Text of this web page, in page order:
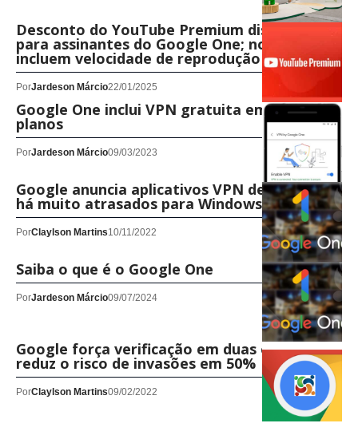
Desconto do YouTube Premium disponível
para assinantes do Google One; novidades
incluem velocidade de reprodução 4x
PorJardeson Márcio22/01/2025
Google One inclui VPN gratuita em todos os
planos
PorJardeson Márcio09/03/2023
Google anuncia aplicativos VPN de desktop
há muito atrasados para Windows e macOS
PorClaylson Martins10/11/2022
Saiba o que é o Google One
PorJardeson Márcio09/07/2024
Google força verificação em duas etapas e
reduz o risco de invasões em 50%
PorClaylson Martins09/02/2022